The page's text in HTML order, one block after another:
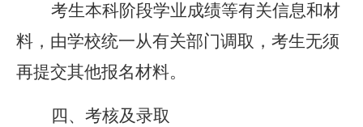
考生本科阶段学业成绩等有关信息和材
料，由学校统一从有关部门调取，考生无须
再提交其他报名材料。
四、考核及录取